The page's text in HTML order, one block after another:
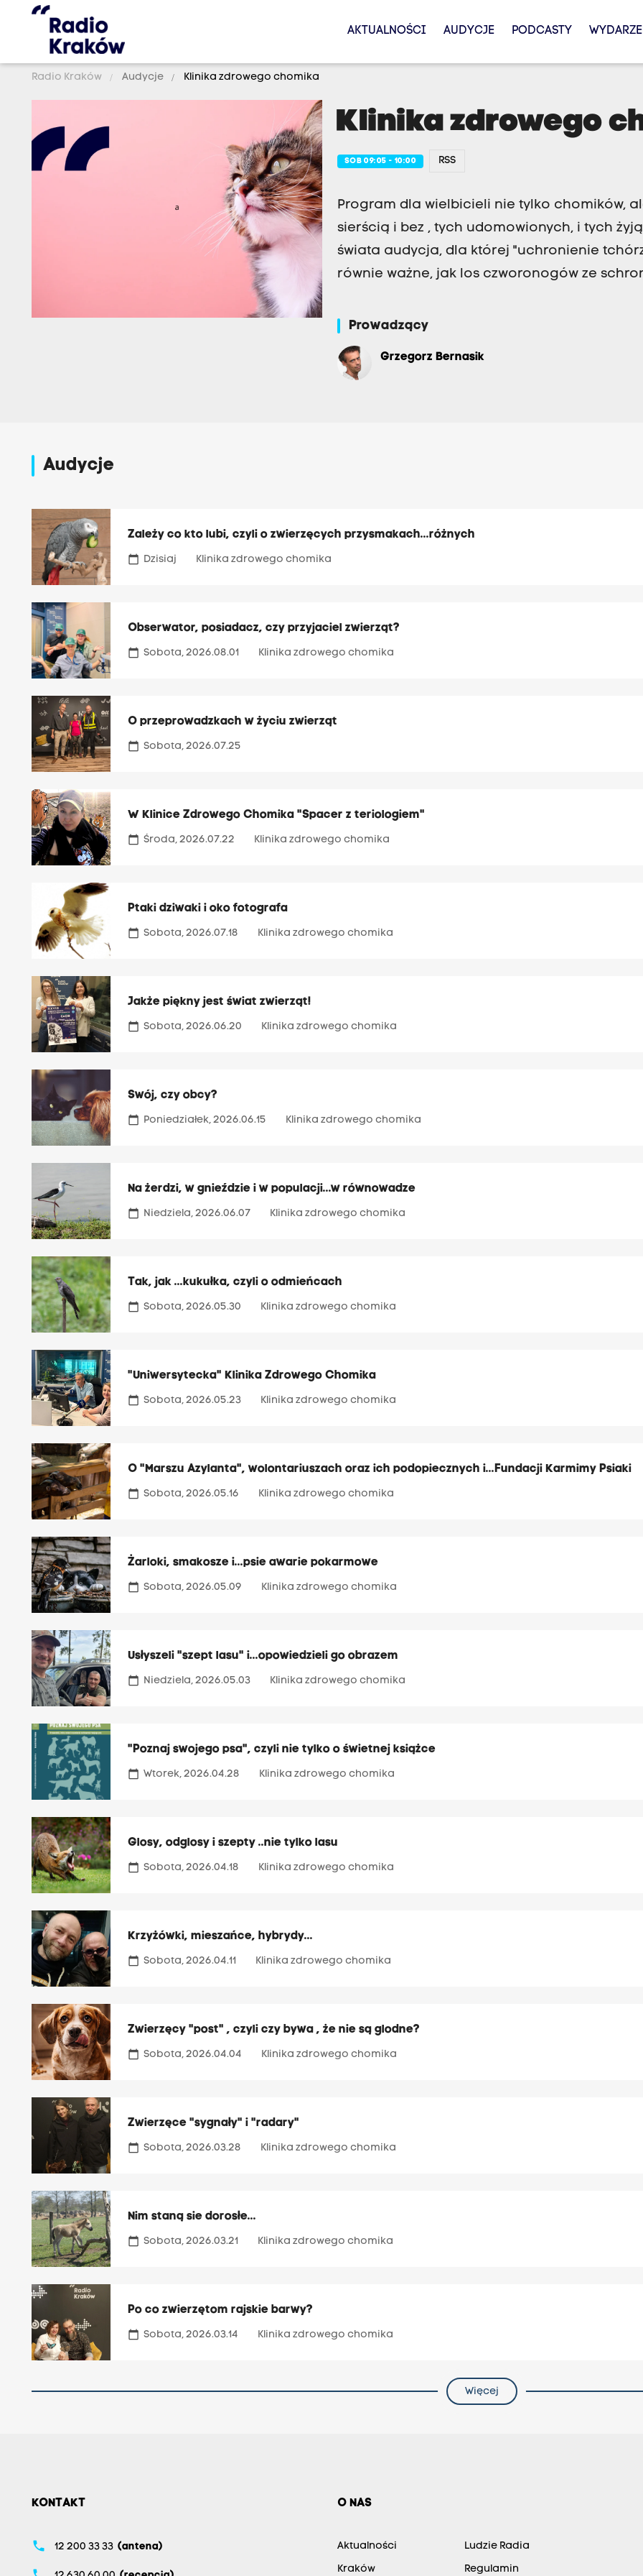
AKTUALNOŚCI AUDYCJE PODCASTY
Radio Kraków Audycje Klinika zdrowego chomika
Klinika zdrowego
SOB 09:05 - 10:00 RSS
Program dla wielbicieli nie tylko chomików,
sierścią i bez , tych udomowionych, i tych
świata audycja, dla której "uchronienie
równie ważne, jak los czworonogów ze
Prowadzący
Grzegorz Bernasik
Audycje
Zależy co kto lubi, czyli o zwierzęcych przysmakach...różnych
calendar_today Dzisiaj Klinika zdrowego chomika
Obserwator, posiadacz, czy przyjaciel zwierząt?
calendar_today Sobota, 2026.08.01 Klinika zdrowego chomika
O przeprowadzkach w życiu zwierząt
calendar_today Sobota, 2026.07.25
W Klinice Zdrowego Chomika "Spacer z teriologiem"
calendar_today Środa, 2026.07.22 Klinika zdrowego chomika
Ptaki dziwaki i oko fotografa
calendar_today Sobota, 2026.07.18 Klinika zdrowego chomika
Jakże piękny jest świat zwierząt!
calendar_today Sobota, 2026.06.20 Klinika zdrowego chomika
Swój, czy obcy?
calendar_today Poniedziałek, 2026.06.15 Klinika zdrowego chomika
Na żerdzi, w gnieździe i w populacji...w równowadze
calendar_today Niedziela, 2026.06.07 Klinika zdrowego chomika
Tak, jak ...kukułka, czyli o odmieńcach
calendar_today Sobota, 2026.05.30 Klinika zdrowego chomika
"Uniwersytecka" Klinika Zdrowego Chomika
calendar_today Sobota, 2026.05.23 Klinika zdrowego chomika
O "Marszu Azylanta", wolontariuszach oraz ich podopiecznych i...Fundacji Karmimy Psiaki
calendar_today Sobota, 2026.05.16 Klinika zdrowego chomika
Żarloki, smakosze i...psie awarie pokarmowe
calendar_today Sobota, 2026.05.09 Klinika zdrowego chomika
Usłyszeli "szept lasu" i...opowiedzieli go obrazem
calendar_today Niedziela, 2026.05.03 Klinika zdrowego chomika
"Poznaj swojego psa", czyli nie tylko o świetnej książce
calendar_today Wtorek, 2026.04.28 Klinika zdrowego chomika
Glosy, odglosy i szepty ..nie tylko lasu
calendar_today Sobota, 2026.04.18 Klinika zdrowego chomika
Krzyżówki, mieszańce, hybrydy...
calendar_today Sobota, 2026.04.11 Klinika zdrowego chomika
Zwierzęcy "post" , czyli czy bywa , że nie są glodne?
calendar_today Sobota, 2026.04.04 Klinika zdrowego chomika
Zwierzęce "sygnały" i "radary"
calendar_today Sobota, 2026.03.28 Klinika zdrowego chomika
Nim staną sie dorosłe...
calendar_today Sobota, 2026.03.21 Klinika zdrowego chomika
Po co zwierzętom rajskie barwy?
calendar_today Sobota, 2026.03.14 Klinika zdrowego chomika
Więcej
KONTAKT
phone 12 200 33 33 (antena)
O NAS
Aktualności
Kraków
Ludzie Radia
Regulamin